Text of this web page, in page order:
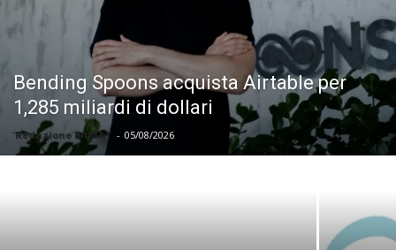
Bending Spoons acquista Airtable per
1,285 miliardi di dollari
Redazione BitMAT - 05/08/2026